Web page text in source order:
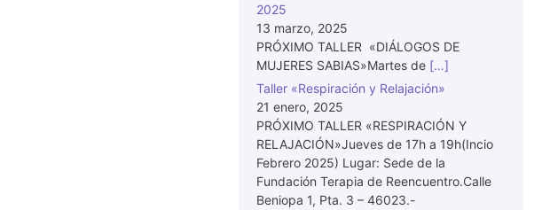
2025
13 marzo, 2025
PRÓXIMO TALLER «DIÁLOGOS DE
MUJERES SABIAS»Martes de […]
Taller «Respiración y Relajación»
21 enero, 2025
PRÓXIMO TALLER «RESPIRACIÓN Y
RELAJACIÓN»Jueves de 17h a 19h(Incio
Febrero 2025) Lugar: Sede de la
Fundación Terapia de Reencuentro.Calle
Beniopa 1, Pta. 3 – 46023.-